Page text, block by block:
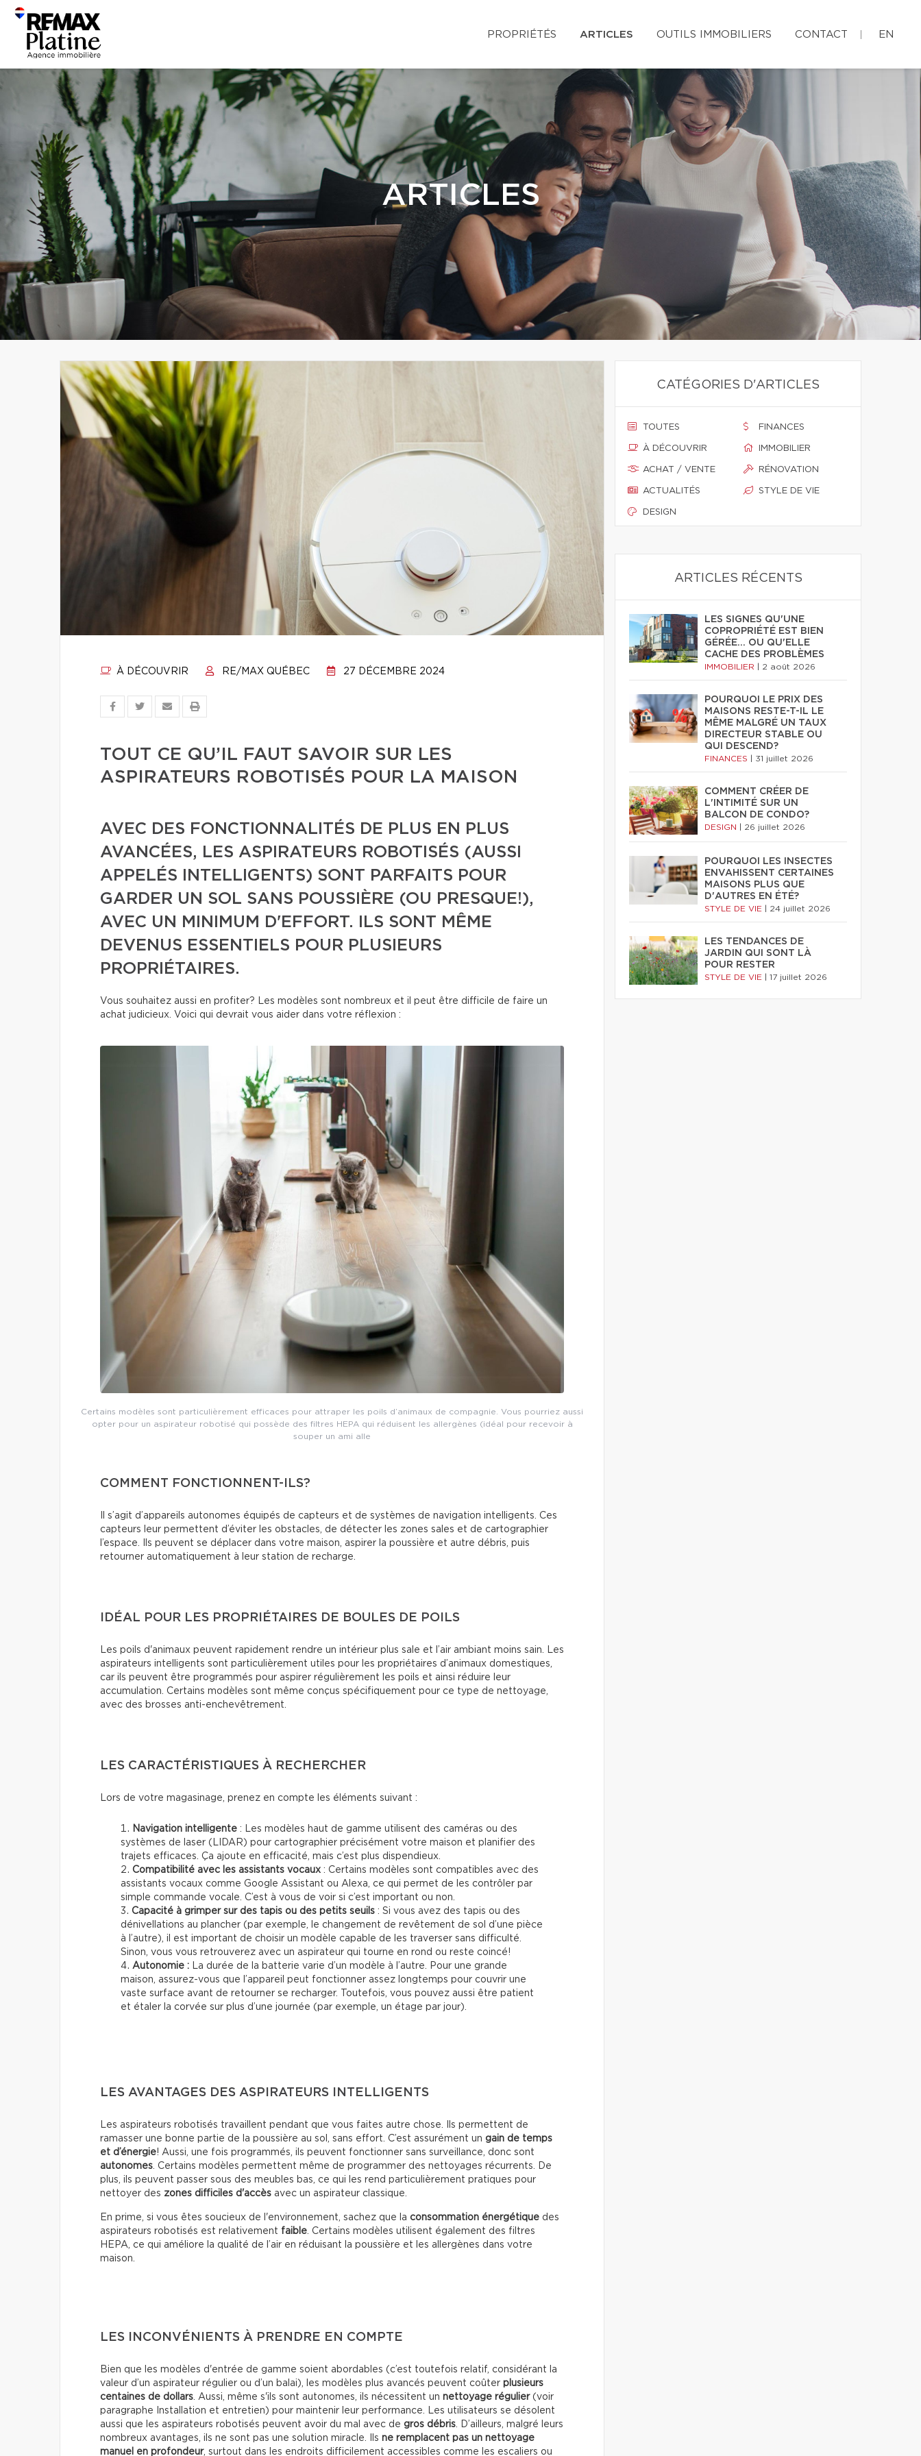
PROPRIÉTÉS ARTICLES OUTILS IMMOBILIERS CONTACT EN
ARTICLES
À DÉCOUVRIR RE/MAX QUÉBEC 27 DÉCEMBRE 2024
TOUT CE QU’IL FAUT SAVOIR SUR LES
ASPIRATEURS ROBOTISÉS POUR LA MAISON
AVEC DES FONCTIONNALITÉS DE PLUS EN PLUS
AVANCÉES, LES ASPIRATEURS ROBOTISÉS (AUSSI
APPELÉS INTELLIGENTS) SONT PARFAITS POUR
GARDER UN SOL SANS POUSSIÈRE (OU PRESQUE!),
AVEC UN MINIMUM D'EFFORT. ILS SONT MÊME
DEVENUS ESSENTIELS POUR PLUSIEURS
PROPRIÉTAIRES.
Vous souhaitez aussi en profiter? Les modèles sont nombreux et il peut être difficile de faire un
achat judicieux. Voici qui devrait vous aider dans votre réflexion :
Certains modèles sont particulièrement efficaces pour attraper les poils d’animaux de compagnie. Vous pourriez aussi
opter pour un aspirateur robotisé qui possède des filtres HEPA qui réduisent les allergènes (idéal pour recevoir à
souper un ami alle
COMMENT FONCTIONNENT-ILS?
Il s’agit d’appareils autonomes équipés de capteurs et de systèmes de navigation intelligents. Ces
capteurs leur permettent d’éviter les obstacles, de détecter les zones sales et de cartographier
l’espace. Ils peuvent se déplacer dans votre maison, aspirer la poussière et autre débris, puis
retourner automatiquement à leur station de recharge.
IDÉAL POUR LES PROPRIÉTAIRES DE BOULES DE POILS
Les poils d'animaux peuvent rapidement rendre un intérieur plus sale et l’air ambiant moins sain. Les
aspirateurs intelligents sont particulièrement utiles pour les propriétaires d’animaux domestiques,
car ils peuvent être programmés pour aspirer régulièrement les poils et ainsi réduire leur
accumulation. Certains modèles sont même conçus spécifiquement pour ce type de nettoyage,
avec des brosses anti-enchevêtrement.
LES CARACTÉRISTIQUES À RECHERCHER
Lors de votre magasinage, prenez en compte les éléments suivant :
Navigation intelligente : Les modèles haut de gamme utilisent des caméras ou des
systèmes de laser (LIDAR) pour cartographier précisément votre maison et planifier des
trajets efficaces. Ça ajoute en efficacité, mais c’est plus dispendieux.
Compatibilité avec les assistants vocaux : Certains modèles sont compatibles avec des
assistants vocaux comme Google Assistant ou Alexa, ce qui permet de les contrôler par
simple commande vocale. C’est à vous de voir si c’est important ou non.
Capacité à grimper sur des tapis ou des petits seuils : Si vous avez des tapis ou des
dénivellations au plancher (par exemple, le changement de revêtement de sol d’une pièce
à l’autre), il est important de choisir un modèle capable de les traverser sans difficulté.
Sinon, vous vous retrouverez avec un aspirateur qui tourne en rond ou reste coincé!
Autonomie : La durée de la batterie varie d’un modèle à l’autre. Pour une grande
maison, assurez-vous que l’appareil peut fonctionner assez longtemps pour couvrir une
vaste surface avant de retourner se recharger. Toutefois, vous pouvez aussi être patient
et étaler la corvée sur plus d’une journée (par exemple, un étage par jour).
LES AVANTAGES DES ASPIRATEURS INTELLIGENTS
Les aspirateurs robotisés travaillent pendant que vous faites autre chose. Ils permettent de
ramasser une bonne partie de la poussière au sol, sans effort. C’est assurément un gain de temps
et d’énergie! Aussi, une fois programmés, ils peuvent fonctionner sans surveillance, donc sont
autonomes. Certains modèles permettent même de programmer des nettoyages récurrents. De
plus, ils peuvent passer sous des meubles bas, ce qui les rend particulièrement pratiques pour
nettoyer des zones difficiles d'accès avec un aspirateur classique.
En prime, si vous êtes soucieux de l'environnement, sachez que la consommation énergétique des
aspirateurs robotisés est relativement faible. Certains modèles utilisent également des filtres
HEPA, ce qui améliore la qualité de l’air en réduisant la poussière et les allergènes dans votre
maison.
LES INCONVÉNIENTS À PRENDRE EN COMPTE
Bien que les modèles d'entrée de gamme soient abordables (c’est toutefois relatif, considérant la
valeur d’un aspirateur régulier ou d’un balai), les modèles plus avancés peuvent coûter plusieurs
centaines de dollars. Aussi, même s'ils sont autonomes, ils nécessitent un nettoyage régulier (voir
paragraphe Installation et entretien) pour maintenir leur performance. Les utilisateurs se désolent
aussi que les aspirateurs robotisés peuvent avoir du mal avec de gros débris. D’ailleurs, malgré leurs
nombreux avantages, ils ne sont pas une solution miracle. Ils ne remplacent pas un nettoyage
manuel en profondeur, surtout dans les endroits difficilement accessibles comme les escaliers ou
CATÉGORIES D'ARTICLES
TOUTES
À DÉCOUVRIR
ACHAT / VENTE
ACTUALITÉS
DESIGN
FINANCES
IMMOBILIER
RÉNOVATION
STYLE DE VIE
ARTICLES RÉCENTS
LES SIGNES QU'UNE
COPROPRIÉTÉ EST BIEN
GÉRÉE… OU QU'ELLE
CACHE DES PROBLÈMES
IMMOBILIER 2 août 2026
POURQUOI LE PRIX DES
MAISONS RESTE-T-IL LE
MÊME MALGRÉ UN TAUX
DIRECTEUR STABLE OU
QUI DESCEND?
FINANCES 31 juillet 2026
COMMENT CRÉER DE
L'INTIMITÉ SUR UN
BALCON DE CONDO?
DESIGN 26 juillet 2026
POURQUOI LES INSECTES
ENVAHISSENT CERTAINES
MAISONS PLUS QUE
D'AUTRES EN ÉTÉ?
STYLE DE VIE 24 juillet 2026
LES TENDANCES DE
JARDIN QUI SONT LÀ
POUR RESTER
STYLE DE VIE 17 juillet 2026